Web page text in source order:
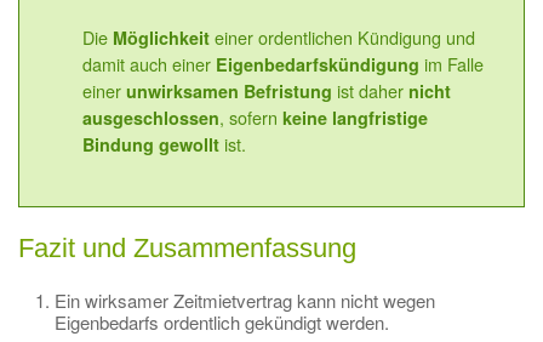
Die Möglichkeit einer ordentlichen Kündigung und
damit auch einer Eigenbedarfskündigung im Falle
einer unwirksamen Befristung ist daher nicht
ausgeschlossen, sofern keine langfristige
Bindung gewollt ist.
Fazit und Zusammenfassung
Ein wirksamer Zeitmietvertrag kann nicht wegen
Eigenbedarfs ordentlich gekündigt werden.